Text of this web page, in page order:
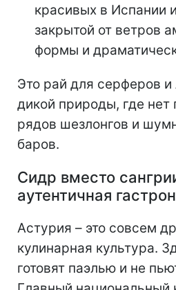
красивых в Испании
закрытой от ветров
формы и
Это рай для серферов и
дикой природы, где нет
рядов шезлонгов и
баров.
Сидр вместо
аутентичная
Астурия – это совсем
кулинарная культура.
готовят паэлью и не